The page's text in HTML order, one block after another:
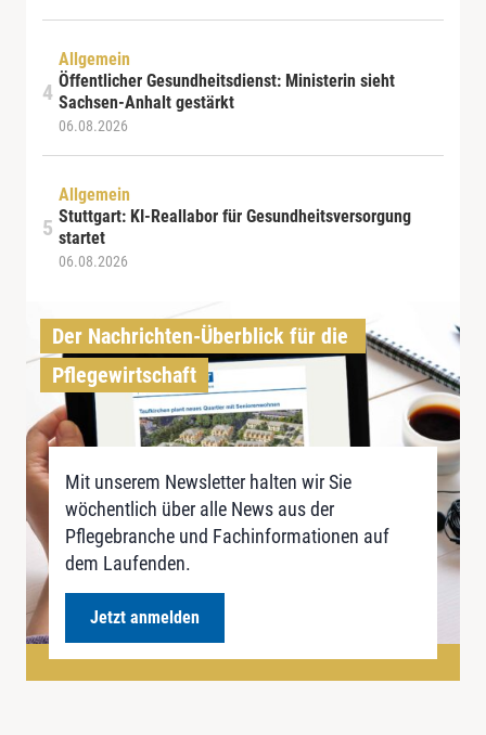
Allgemein
Öffentlicher Gesundheitsdienst: Ministerin sieht
Sachsen-Anhalt gestärkt
06.08.2026
Allgemein
Stuttgart: KI-Reallabor für Gesundheitsversorgung
startet
06.08.2026
Der Nachrichten-Überblick für die
Pflegewirtschaft
Mit unserem Newsletter halten wir Sie
wöchentlich über alle News aus der
Pflegebranche und Fachinformationen auf
dem Laufenden.
Jetzt anmelden